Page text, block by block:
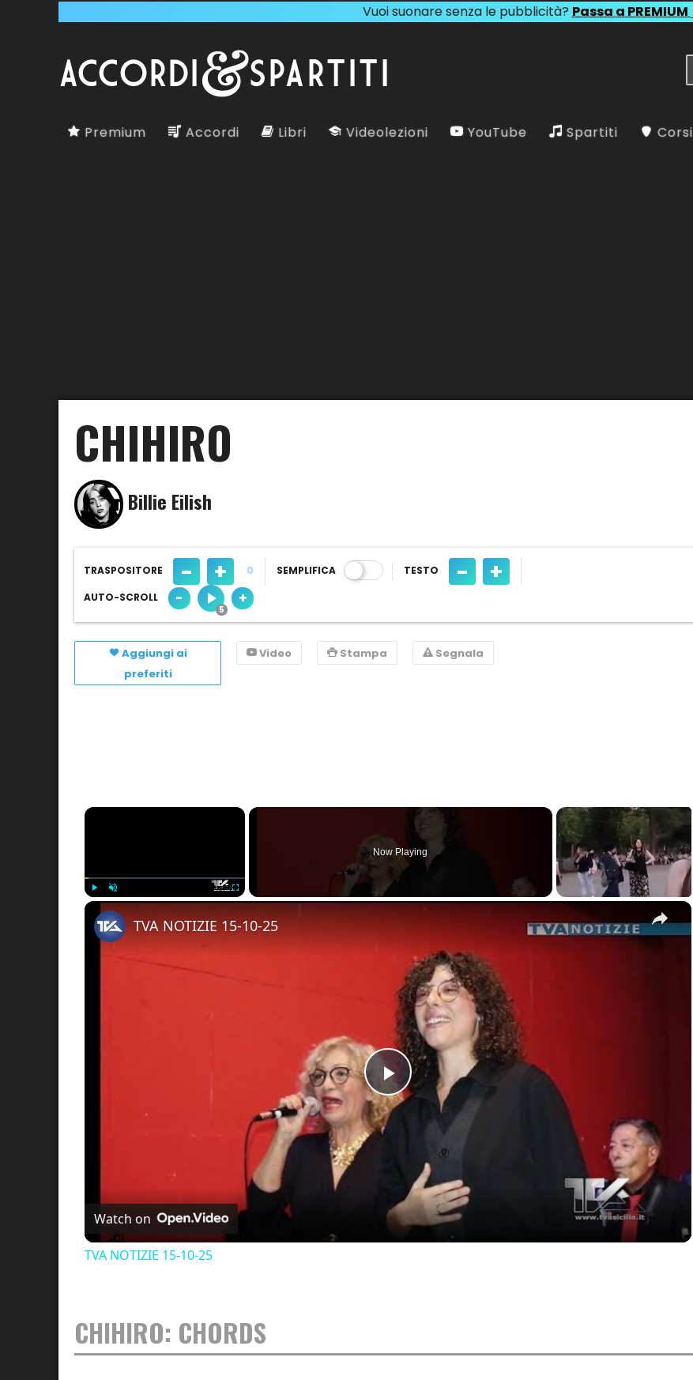
Vuoi suonare senza le pubblicità? Passa a PREMIUM
Premium Accordi Libri Videolezioni YouTube Spartiti Corsi
CHIHIRO
Billie Eilish
TRASPOSITORE - + 0 SEMPLIFICA TESTO - +
AUTO-SCROLL - +
Aggiungi ai
preferiti
Video Stampa Segnala
×
Play Unmute Fullscreen
Now Playing
×
Play
Video
TVA NOTIZIE 15-10-25
Watch on
TVA NOTIZIE 15-10-25
CHIHIRO: CHORDS